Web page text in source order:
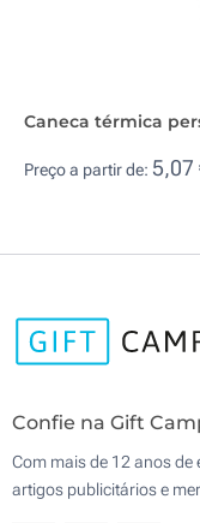
Caneca térmica
Preço a partir de: 5,07
Confie na Gift
Com mais de 12 anos de
artigos publicitários e